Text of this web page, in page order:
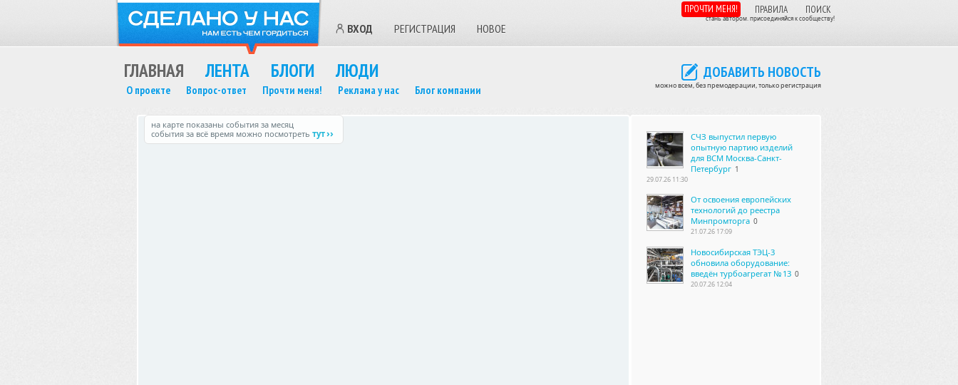
ВХОД РЕГИСТРАЦИЯ НОВОЕ
ПРОЧТИ МЕНЯ! ПРАВИЛА ПОИСК
стань автором. присоединяйся к сообществу!
ДОБАВИТЬ НОВОСТЬ
можно всем, без премодерации, только регистрация
ГЛАВНАЯ ЛЕНТА БЛОГИ ЛЮДИ
О проекте Вопрос-ответ Прочти меня! Реклама у нас Блог компании
СЧЗ выпустил первую
опытную партию изделий
для ВСМ Москва-Санкт-
Петербург 1
29.07.26 11:30
От освоения европейских
технологий до реестра
Минпромторга 0
21.07.26 17:09
Новосибирская ТЭЦ-3
обновила оборудование:
введён турбоагрегат № 13 0
20.07.26 12:04
на карте показаны события за месяц
события за всё время можно посмотреть тут